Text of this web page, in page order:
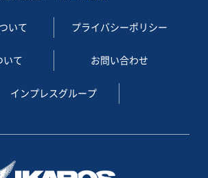
いて プライバシーポリシー
いて お問い合わせ
インプレスグループ